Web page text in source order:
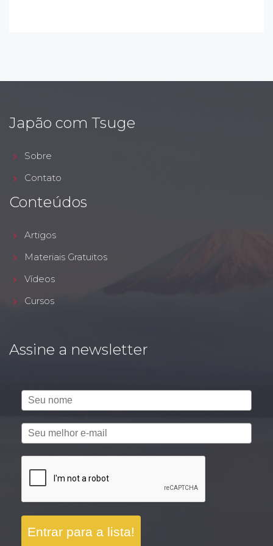
Japão com Tsuge
Sobre
Contato
Conteúdos
Artigos
Materiais Gratuitos
Vídeos
Cursos
Assine a newsletter
Entrar para a lista!